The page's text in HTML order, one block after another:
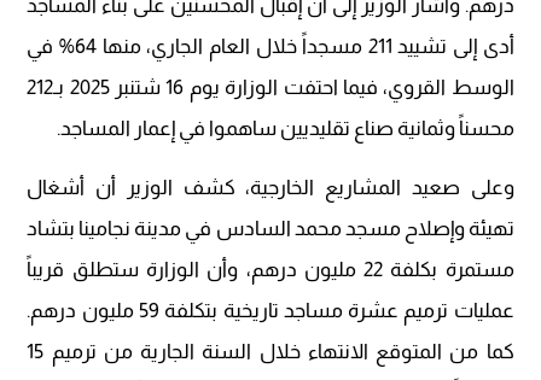
درهم. وأشار الوزير إلى أن إقبال المحسنين على بناء المساجد
أدى إلى تشييد 211 مسجداً خلال العام الجاري، منها 64% في
الوسط القروي، فيما احتفت الوزارة يوم 16 شتنبر 2025 بـ212
محسناً وثمانية صناع تقليديين ساهموا في إعمار المساجد.
وعلى صعيد المشاريع الخارجية، كشف الوزير أن أشغال
تهيئة وإصلاح مسجد محمد السادس في مدينة نجامينا بتشاد
مستمرة بكلفة 22 مليون درهم، وأن الوزارة ستطلق قريباً
عمليات ترميم عشرة مساجد تاريخية بتكلفة 59 مليون درهم.
كما من المتوقع الانتهاء خلال السنة الجارية من ترميم 15